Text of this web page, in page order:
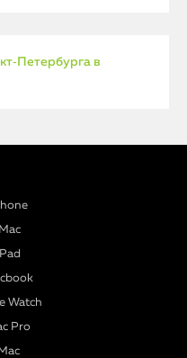
в
Watch
Pro